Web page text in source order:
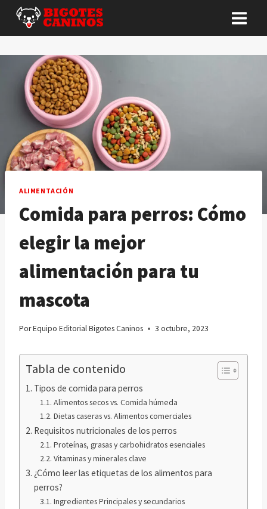
Saltar
contenido
ALIMENTACIÓN
Comida para perros: Cómo
elegir la mejor
alimentación para tu
mascota
PorEquipo Editorial Bigotes Caninos 3 octubre, 2023
Tabla de contenido
Tipos de comida para perros
Alimentos secos vs. Comida húmeda
Dietas caseras vs. Alimentos comerciales
Requisitos nutricionales de los perros
Proteínas, grasas y carbohidratos esenciales
Vitaminas y minerales clave
¿Cómo leer las etiquetas de los alimentos para
perros?
Ingredientes Principales y secundarios